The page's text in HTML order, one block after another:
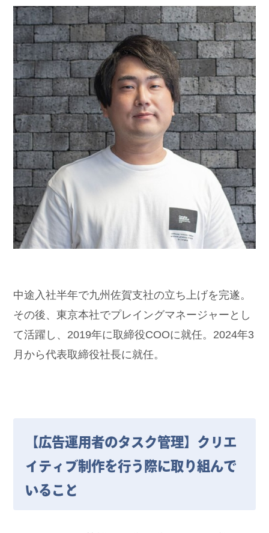
中途入社半年で九州佐賀支社の立ち上げを完遂。
その後、東京本社でプレイングマネージャーとし
て活躍し、2019年に取締役COOに就任。2024年3
月から代表取締役社長に就任。
【広告運用者のタスク管理】クリエ
イティブ制作を行う際に取り組んで
いること